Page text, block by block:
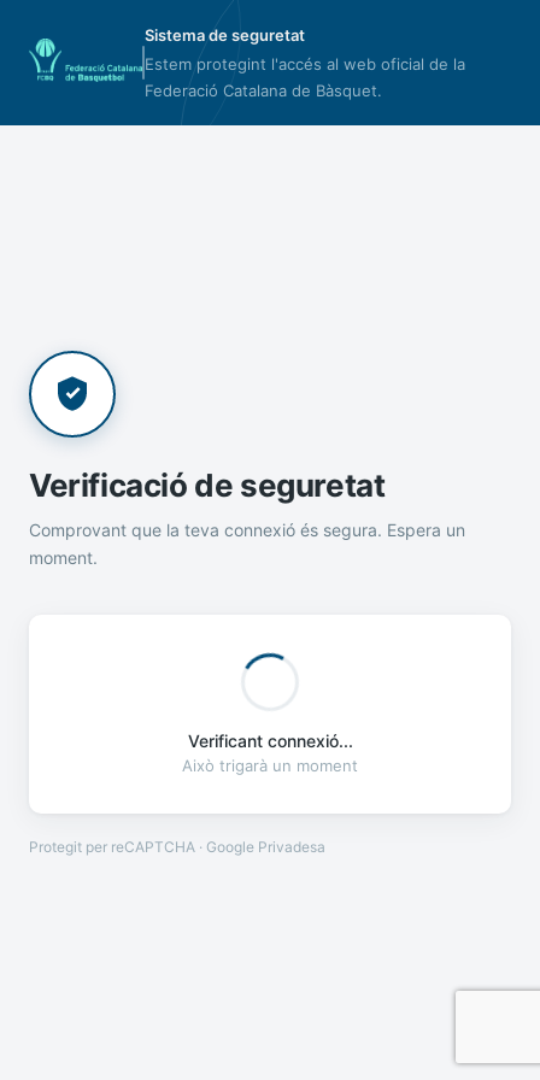
Sistema de seguretat
Estem protegint l'accés al web oficial de la
Federació Catalana de Bàsquet.
Verificació de seguretat
Comprovant que la teva connexió és segura. Espera un
moment.
Verificant connexió...
Això trigarà un moment
Protegit per reCAPTCHA · Google Privadesa